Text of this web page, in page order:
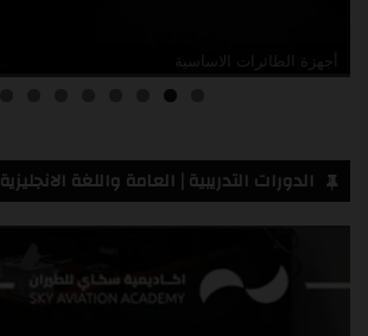
أجهزة الطائرات الاساسية
مقدمة في قائمة الحد الأدنى للأعطال
الدورات التدريبية | العامة واللغة الانجليزية